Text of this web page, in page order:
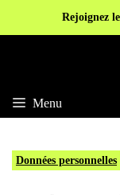
Rejoignez
Menu
Données personnelles